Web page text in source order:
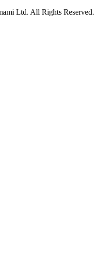
Ltd. All Rights Reserved.